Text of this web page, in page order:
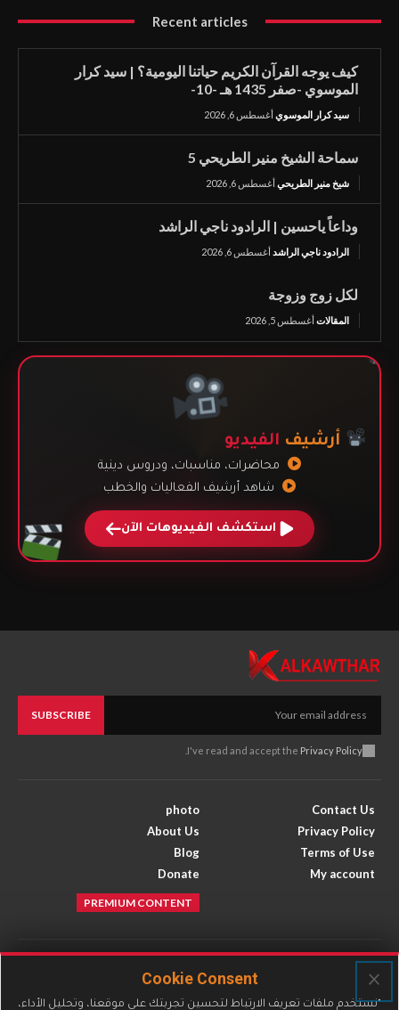
Recent articles
كيف يوجه القرآن الكريم حياتنا اليومية؟ | سيد كرار
الموسوي -صفر 1435 هـ -10-
سيد كرار الموسويأغسطس 6, 2026
سماحة الشيخ منير الطريحي 5
شيخ منير الطريحيأغسطس 6, 2026
وداعاً ياحسين | الرادود ناجي الراشد
الرادود ناجي الراشدأغسطس 6, 2026
لكل زوج وزوجة
المقالاتأغسطس 5, 2026
أرشيف الفيديو
محاضرات، مناسبات، ودروس دينية
شاهد أرشيف الفعاليات والخطب
استكشف الفيديوهات الآن
SUBSCRIBE
I've read and accept the Privacy Policy
Contact Us
Privacy Policy
Terms of Use
My account
photo
About Us
Blog
Donate
PREMIUM CONTENT
Facebook
X Youtube
×
Cookie Consent
"نستخدم ملفات تعريف الارتباط لتحسين تجربتك على موقعنا، وتحليل الأداء،